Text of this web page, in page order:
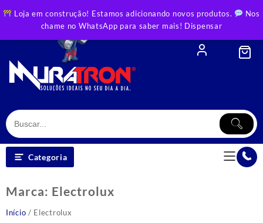
Loja em construção! Estamos adicionando novos produtos.
Nos
chame no WhatsApp para saber mais! Dispensar
to
Categoria
Marca: Electrolux
Início / Electrolux